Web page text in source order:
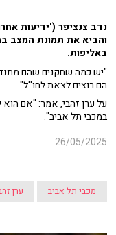
והביא את תמונת המצב
באליפות.
"יש כמה שחקנים שהם
הם רוצים לצאת לחו''ל".
על ערן זהבי, אמר: "אם
במכבי תל אביב".
26/05/2025
מכבי תל אביב ערן